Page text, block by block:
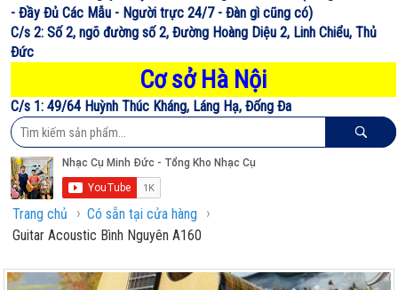
- Đầy Đủ Các Mẫu - Người trực 24/7 - Đàn gì cũng có)
C/s 2: Số 2, ngõ đường số 2, Đường Hoàng Diệu 2, Linh Chiểu, Thủ
Đức
Cơ sở Hà Nội
C/s 1: 49/64 Huỳnh Thúc Kháng, Láng Hạ, Đống Đa
Trang chủ › Có sẵn tại cửa hàng ›
Guitar Acoustic Bình Nguyên A160